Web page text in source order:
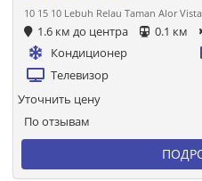
10 15 10 Lebuh Relau Taman Alor
1.6 км до центра 0.1 км
Кондиционер
Телевизор
По отзывам
Уточнить цену